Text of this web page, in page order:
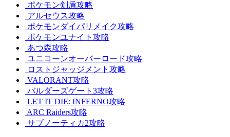
ポケモン剣盾攻略
アルセウス攻略
ポケモンダイパリメイク攻略
ポケモンユナイト攻略
あつ森攻略
ユニコーンオーバーロード攻略
ロストジャッジメント攻略
VALORANT攻略
バルダーズゲート3攻略
LET IT DIE: INFERNO攻略
ARC Raiders攻略
サブノーティカ2攻略